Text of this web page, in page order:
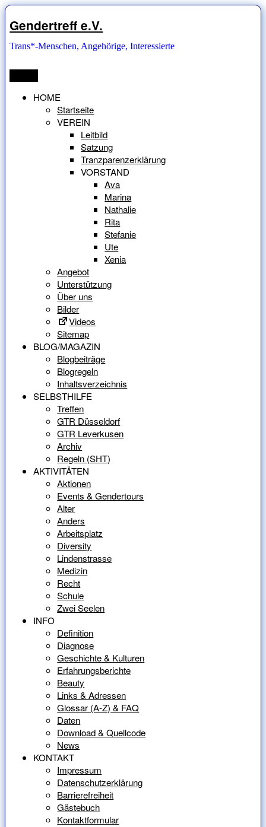
Zum
Inhalt
springen
Gendertreff e.V.
Trans*-Menschen, Angehörige, Interessierte
HOME
Startseite
VEREIN
Leitbild
Satzung
Tranzparenzerklärung
VORSTAND
Ava
Marina
Nathalie
Rita
Stefanie
Ute
Xenia
Angebot
Unterstützung
Über uns
Bilder
Videos
Sitemap
BLOG/MAGAZIN
Blogbeiträge
Blogregeln
Inhaltsverzeichnis
SELBSTHILFE
Treffen
GTR Düsseldorf
GTR Leverkusen
Archiv
Regeln (SHT)
AKTIVITÄTEN
Aktionen
Events & Gendertours
Alter
Anders
Arbeitsplatz
Diversity
Lindenstrasse
Medizin
Recht
Schule
Zwei Seelen
INFO
Definition
Diagnose
Geschichte & Kulturen
Erfahrungsberichte
Beauty
Links & Adressen
Glossar (A-Z) & FAQ
Daten
Download & Quellcode
News
KONTAKT
Impressum
Datenschutzerklärung
Barrierefreiheit
Gästebuch
Kontaktformular